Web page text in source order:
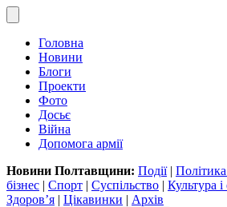
Головна
Новини
Блоги
Проекти
Фото
Досьє
Війна
Допомога армії
Новини Полтавщини: Події| Політика
бізнес | Спорт | Суспільство | Культура і
Здоров’я | Цікавинки | Архів